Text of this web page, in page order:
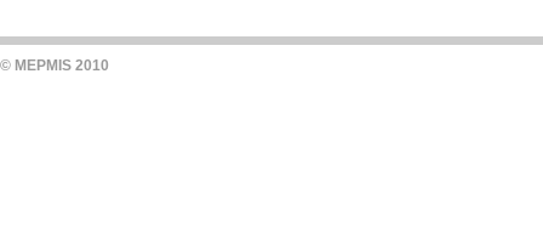
© MEPMIS 2010